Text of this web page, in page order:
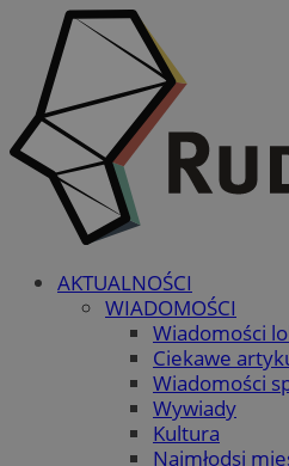
AKTUALNOŚCI
WIADOMOŚCI
Wiadomości
Ciekawe
Wiadomości
Wywiady
Kultura
Najmłodsi